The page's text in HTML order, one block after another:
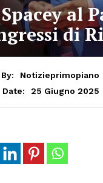
al
di
By:
Notizieprimopiano
Date:
25 Giugno 2025